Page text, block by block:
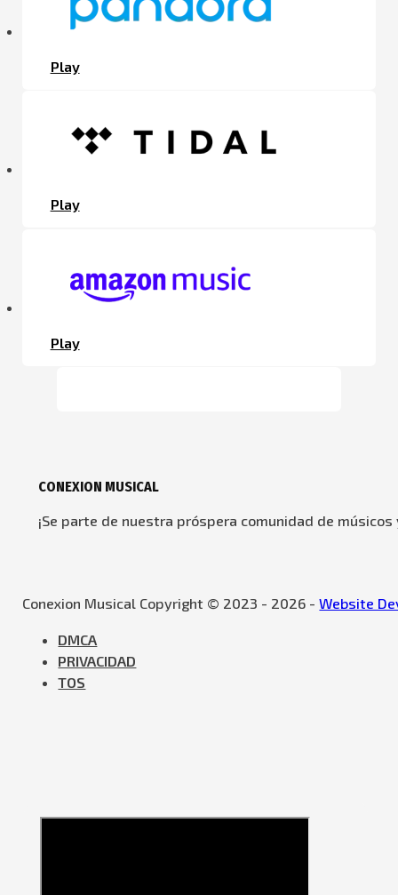
Play
Play
Play
CONEXION MUSICAL
¡Se parte de nuestra próspera comunidad de
Conexion Musical Copyright © 2023 - 2026 -Website
DMCA
PRIVACIDAD
TOS